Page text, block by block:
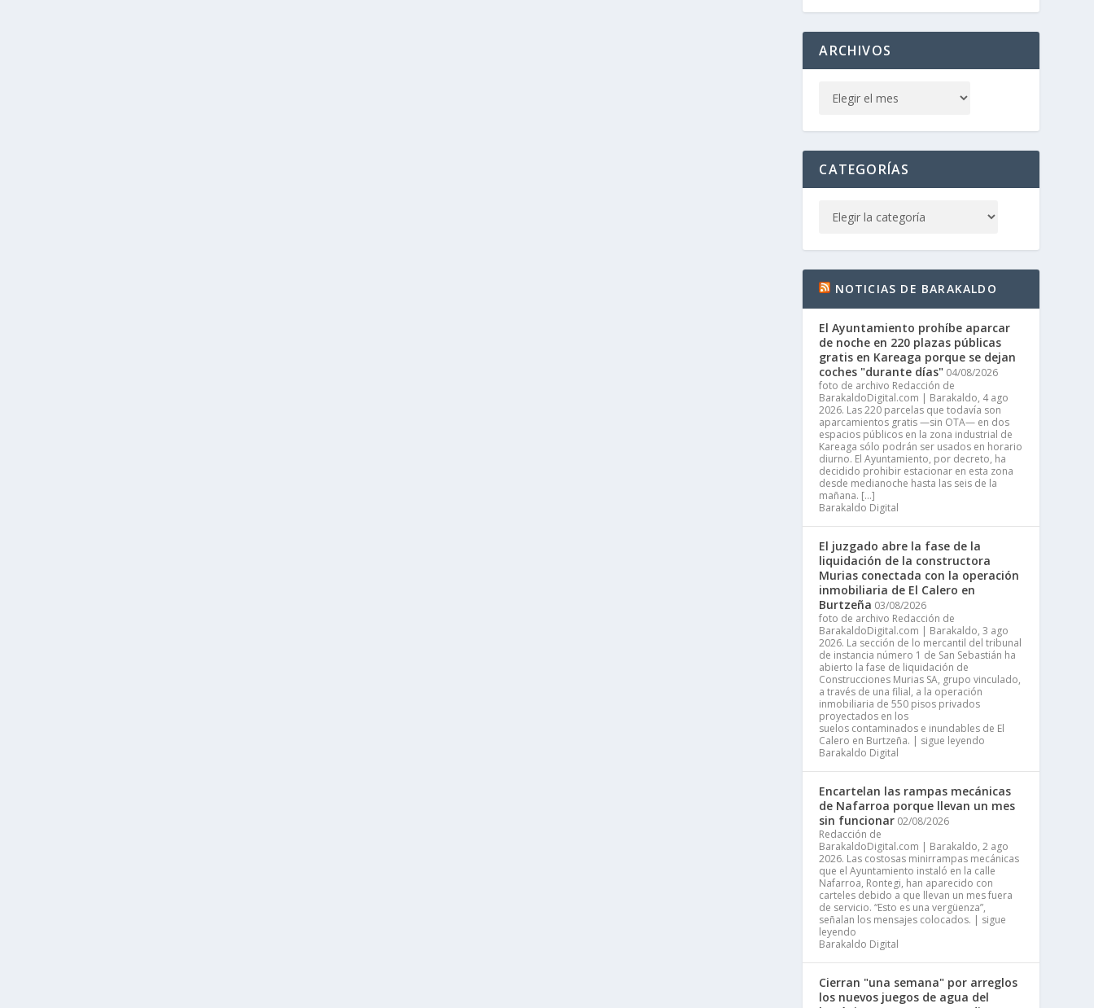
ARCHIVOS
CATEGORÍAS
NOTICIAS DE BARAKALDO
El Ayuntamiento prohíbe aparcar
de noche en 220 plazas públicas
gratis en Kareaga porque se dejan
coches "durante días" 04/08/2026
foto de archivo Redacción de
BarakaldoDigital.com | Barakaldo, 4 ago
2026. Las 220 parcelas que todavía son
aparcamientos gratis —sin OTA— en dos
espacios públicos en la zona industrial de
Kareaga sólo podrán ser usados en horario
diurno. El Ayuntamiento, por decreto, ha
decidido prohibir estacionar en esta zona
desde medianoche hasta las seis de la
mañana. […]
Barakaldo Digital
El juzgado abre la fase de la
liquidación de la constructora
Murias conectada con la operación
inmobiliaria de El Calero en
Burtzeña 03/08/2026
foto de archivo Redacción de
BarakaldoDigital.com | Barakaldo, 3 ago
2026. La sección de lo mercantil del tribunal
de instancia número 1 de San Sebastián ha
abierto la fase de liquidación de
Construcciones Murias SA, grupo vinculado,
a través de una filial, a la operación
inmobiliaria de 550 pisos privados
proyectados en los
suelos contaminados e inundables de El
Calero en Burtzeña. | sigue leyendo
Barakaldo Digital
Encartelan las rampas mecánicas
de Nafarroa porque llevan un mes
sin funcionar 02/08/2026
Redacción de
BarakaldoDigital.com | Barakaldo, 2 ago
2026. Las costosas minirrampas mecánicas
que el Ayuntamiento instaló en la calle
Nafarroa, Rontegi, han aparecido con
carteles debido a que llevan un mes fuera
de servicio. “Esto es una vergüenza”,
señalan los mensajes colocados. | sigue
leyendo
Barakaldo Digital
Cierran "una semana" por arreglos
los nuevos juegos de agua del